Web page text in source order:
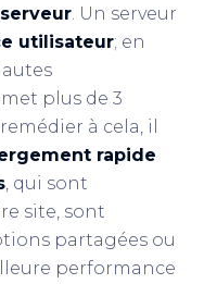
serveur. Un serveur
utilisateur; en
plus de 3
à cela, il
rapide
, qui sont
site, sont
partagées ou
performance